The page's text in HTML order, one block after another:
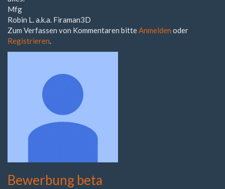
Mfg
Robin L. a.k.a. Firaman3D
Zum Verfassen von Kommentaren bitteAnmelden oder
Registrieren.
Bewerbung beta